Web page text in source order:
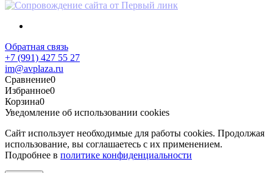
Обратная связь
+7 (991) 427 55 27
im@avplaza.ru
Сравнение0
Избранное0
Корзина0
Уведомление об использовании cookies
Сайт использует необходимые для работы cookies. Продолжая
использование, вы соглашаетесь с их применением.
Подробнее в политике конфиденциальности